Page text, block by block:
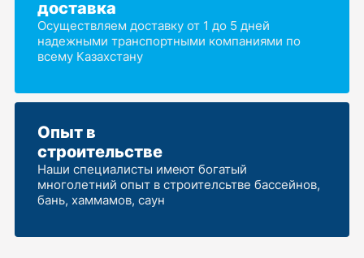
доставка
Осуществляем доставку от 1 до 5 дней
надежными транспортными компаниями по
всему Казахстану
Опыт в
строительстве
Наши специалисты имеют богатый
многолетний опыт в строителсьтве бассейнов,
бань, хаммамов, саун